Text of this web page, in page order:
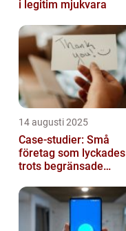
i legitim mjukvara
14 augusti 2025
Case-studier: Små
företag som lyckades
trots begränsade